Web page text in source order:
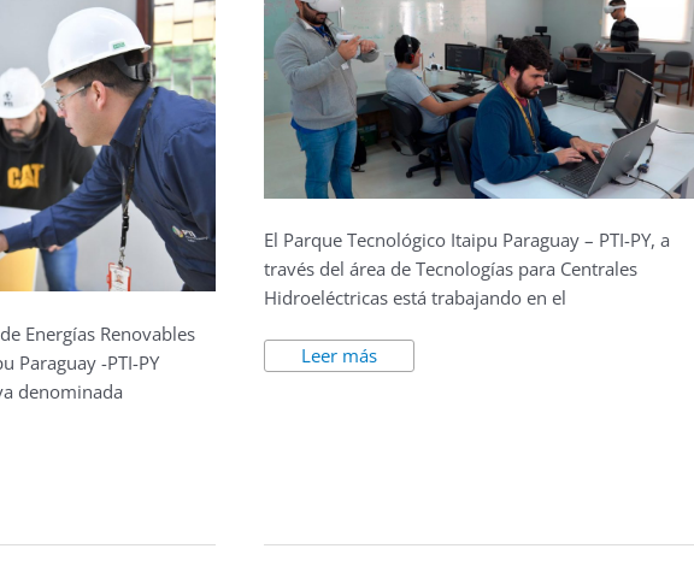
Energías Renovables
Paraguay -PTI-PY
denominada
El Parque Tecnológico Itaipu Paraguay – PTI-PY, a
través del área de Tecnologías para Centrales
Hidroeléctricas está trabajando en el
Leer más